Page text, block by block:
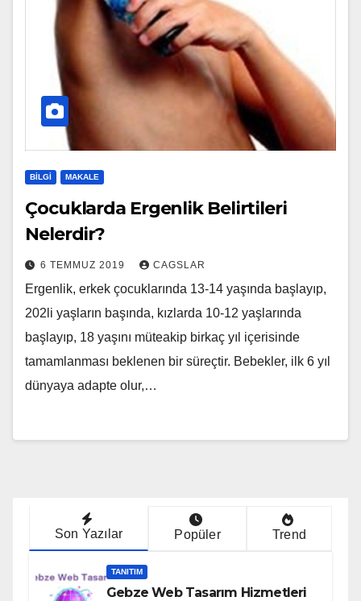
BILGI MAKALE
Çocuklarda Ergenlik Belirtileri
Nelerdir?
6 TEMMUZ 2019 CAGSLAR
Ergenlik, erkek çocuklarında 13-14 yaşında başlayıp,
202li yaşların başında, kızlarda 10-12 yaşlarında
başlayıp, 18 yaşını müteakip birkaç yıl içerisinde
tamamlanması beklenen bir süreçtir. Bebekler, ilk 6 yıl
dünyaya adapte olur,…
Son Yazılar Popüler Trend
TANITIM
Gebze Web Tasarım Hizmetleri